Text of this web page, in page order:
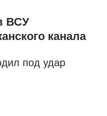
ВСУ
канала
под удар